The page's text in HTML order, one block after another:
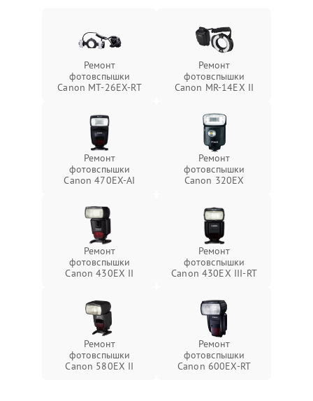
Ремонт
фотовспышки
Canon MT-26EX-RT
Ремонт
фотовспышки
Canon MR-14EX II
Ремонт
фотовспышки
Canon 470EX-AI
Ремонт
фотовспышки
Canon 320EX
Ремонт
фотовспышки
Canon 430EX II
Ремонт
фотовспышки
Canon 430EX III-RT
Ремонт
фотовспышки
Canon 580EX II
Ремонт
фотовспышки
Canon 600EX-RT